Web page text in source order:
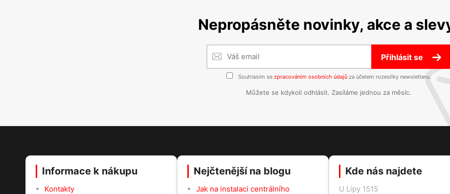
Nepropásněte novinky, akce a
Přihlásit se
Souhlasím se zpracováním osobních údajů za účelem rozesílky newsletteru.
Můžete se kdykoli odhlásit. Zasíláme jednou za měsíc.
Informace k nákupu
Kontakty
Nejčtenější na blogu
Jak na instalaci centrálního
Kde nás najdete
U Lípy 1515